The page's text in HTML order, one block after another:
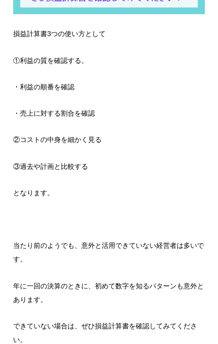
損益計算書3つの使い方として
①利益の質を確認する。
・利益の順番を確認
・売上に対する割合を確認
②コストの中身を細かく見る
③過去や計画と比較する
となります。
当たり前のようでも、意外と活用できていない経営者は多いで
す。
年に一回の決算のときに、初めて数字を知るパターンも意外と
あります。
できていない場合は、ぜひ損益計算書を確認してみてくださ
い。